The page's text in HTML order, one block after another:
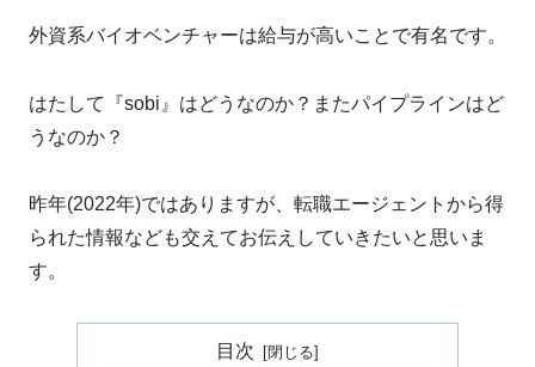
外資系バイオベンチャーは給与が高いことで有名です。
はたして『sobi』はどうなのか？またパイプラインはど
うなのか？
昨年(2022年)ではありますが、転職エージェントから得
られた情報なども交えてお伝えしていきたいと思いま
す。
目次